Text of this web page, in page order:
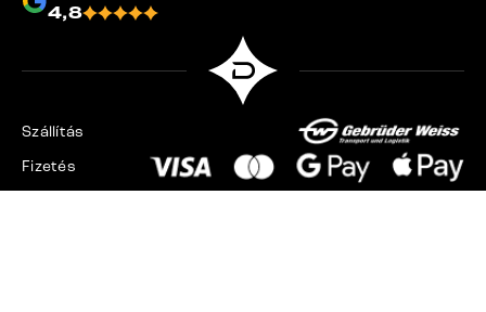
4,8
Szállítás
Fizetés